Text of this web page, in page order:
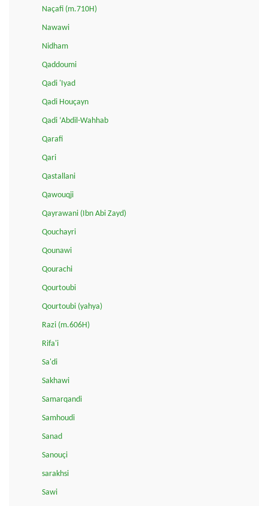
Naçafi (m.710H)
Nawawi
Nidham
Qaddoumi
Qadi 'Iyad
Qadi Houçayn
Qadi ‘Abdil-Wahhab
Qarafi
Qari
Qastallani
Qawouqji
Qayrawani (Ibn Abi Zayd)
Qouchayri
Qounawi
Qourachi
Qourtoubi
Qourtoubi (yahya)
Razi (m.606H)
Rifa'i
Sa'di
Sakhawi
Samarqandi
Samhoudi
Sanad
Sanouçi
sarakhsi
Sawi